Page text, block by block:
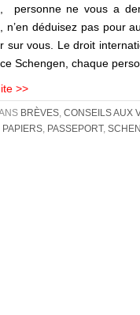
personne ne vous a
n’en déduisez pas pour
sur vous. Le droit
Schengen, chaque
>>
BRÈVES CONSEILS AUX
PAPIERS PASSEPORT,